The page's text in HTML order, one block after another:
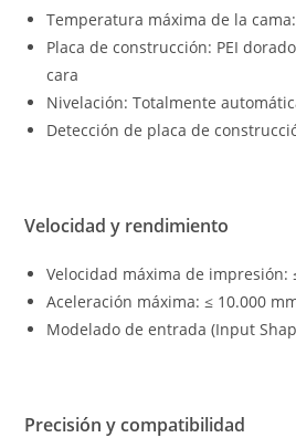
Temperatura máxima de la cama:
Placa de construcción: PEI
cara
Nivelación: Totalmente
Detección de placa de
Velocidad y rendimiento
Velocidad máxima de impresión:
Aceleración máxima: ≤ 10.000
Modelado de entrada (Input
Precisión y compatibilidad